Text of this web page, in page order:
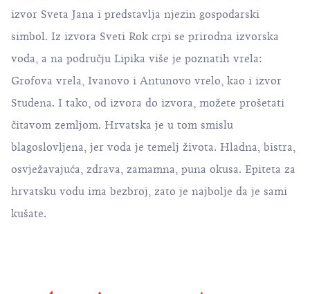
izvor Sveta Jana i predstavlja njezin gospodarski
simbol. Iz izvora Sveti Rok crpi se prirodna izvorska
voda, a na području Lipika više je poznatih vrela:
Grofova vrela, Ivanovo i Antunovo vrelo, kao i izvor
Studena. I tako, od izvora do izvora, možete prošetati
čitavom zemljom. Hrvatska je u tom smislu
blagoslovljena, jer voda je temelj života. Hladna, bistra,
osvježavajuća, zdrava, zamamna, puna okusa. Epiteta za
hrvatsku vodu ima bezbroj, zato je najbolje da je sami
kušate.